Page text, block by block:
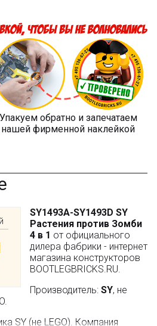
Упакуем обратно и запечатаем
нашей фирменной наклейкой
SY1493A-SY1493D SY
Растения против Зомби
4 в 1 от официального
дилера фабрики - интернет
магазина конструкторов
BOOTLEGBRICKS.RU.
Производитель: SY, не
SY (не LEGO). Компания